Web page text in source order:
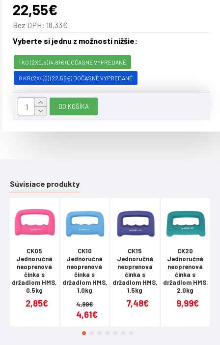
22,55€
Bez DPH: 18,33€
Vyberte si jednu z možností nižšie:
1 KG (2X0,5) (4,81€) DOČASNE VYPREDANÉ
8 KG (2X4,0) (22,55€) DOČASNE VYPREDANÉ
DO KOŠÍKA
Súvisiace produkty
CK05
Jednoručná
neoprenová
činka s
držadlom HMS,
0,5kg
2,85€
CK10
Jednoručná
neoprenová
činka s
držadlom HMS,
1,0kg
4,61€
4,99€
CK15
Jednoručná
neoprenová
činka s
držadlom HMS,
1,5kg
7,48€
CK20
Jednoručná
neoprenová
činka s
držadlom HMS,
2,0kg
9,99€